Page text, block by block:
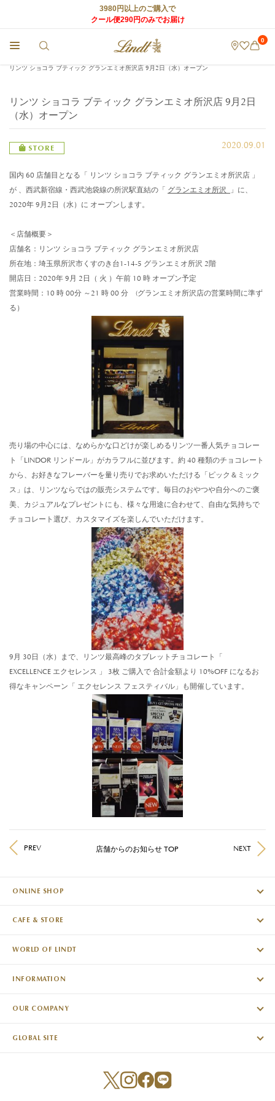
3980円以上のご購入で
クール便290円のみでお届け
0
リンツ ショコラ ブティック グランエミオ所沢店 9月2日（水）オープン
リンツ ショコラ ブティック グランエミオ所沢店 9月2日
（水）オープン
STORE 2020.09.01
国内 60 店舗目となる「 リンツ ショコラ ブティック グランエミオ所沢店 」
が 、西武新宿線・西武池袋線の所沢駅直結の「 グランエミオ所沢
」に、
2020年 9月2日（水）に オープンします。
＜店舗概要＞
店舗名：リンツ ショコラ ブティック グランエミオ所沢店
所在地：埼玉県所沢市くすのき台1-14-5 グランエミオ所沢 2階
開店日：2020年 9月 2日（ 火 ）午前 10 時 オープン予定
営業時間：10 時 00分 ～21 時 00 分 (グランエミオ所沢店の営業時間に準ず
る）
売り場の中心には、なめらかな口どけが楽しめるリンツ一番人気チョコレー
ト「LINDOR リンドール」がカラフルに並びます。約 40 種類のチョコレート
から、お好きなフレーバーを量り売りでお求めいただける「ピック＆ミック
ス」は、リンツならではの販売システムです。毎日のおやつや自分へのご褒
美、カジュアルなプレゼントにも、様々な用途に合わせて、自由な気持ちで
チョコレート選び、カスタマイズを楽しんでいただけます。
9月 30日（水）まで、リンツ最高峰のタブレットチョコレート「
EXCELLENCE エクセレンス 」 3枚 ご購入で 合計金額より 10%OFF になるお
得なキャンペーン「 エクセレンス フェスティバル」も開催しています。
PREV 店舗からのお知らせ TOP NEXT
ONLINE SHOP
CAFE & STORE
WORLD OF LINDT
INFORMATION
OUR COMPANY
GLOBAL SITE